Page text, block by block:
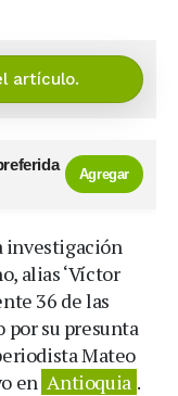
artículo.
Agregar
investigación
alias ‘Víctor
36 de las
por su presunta
Mateo
en Antioquia .